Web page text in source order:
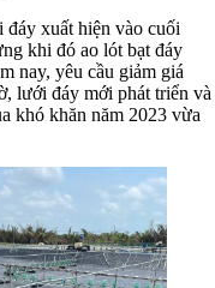
xuất hiện vào cuối
khi đó ao lót bạt đáy
nay, yêu cầu giảm giá
lưới đáy mới phát triển và
khó khăn năm 2023 vừa